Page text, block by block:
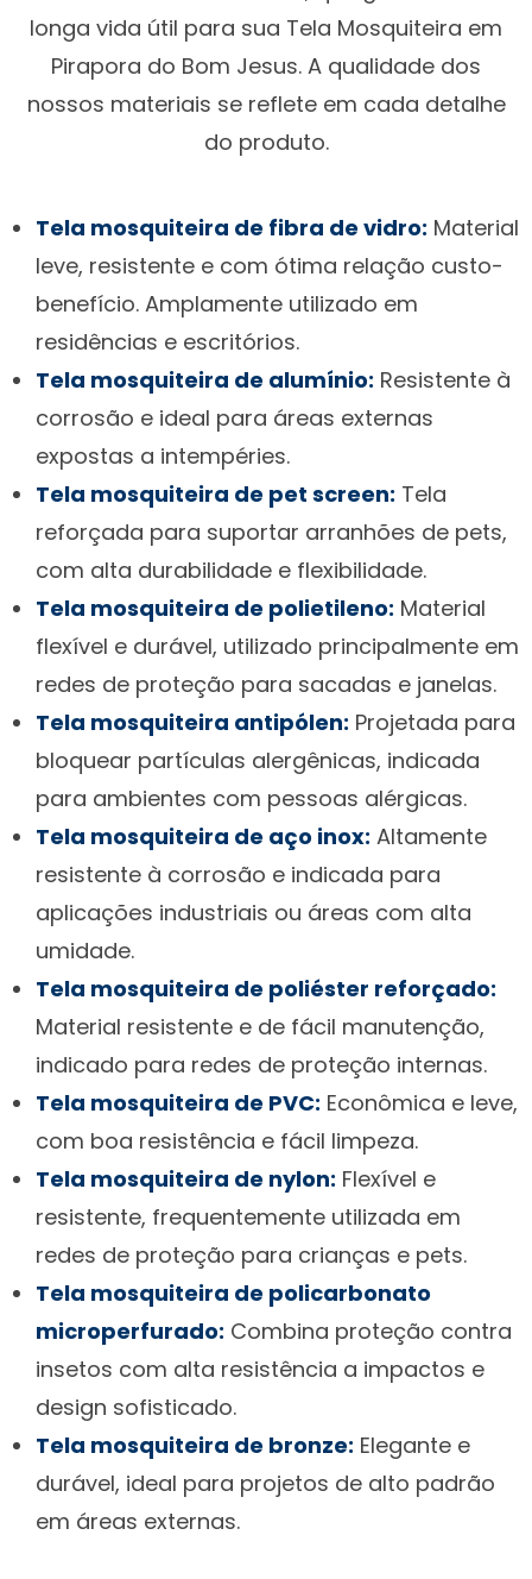
longa vida útil para sua Tela Mosquiteira em
Pirapora do Bom Jesus. A qualidade dos
nossos materiais se reflete em cada detalhe
do produto.
Tela mosquiteira de fibra de vidro: Material
leve, resistente e com ótima relação custo-
benefício. Amplamente utilizado em
residências e escritórios.
Tela mosquiteira de alumínio: Resistente à
corrosão e ideal para áreas externas
expostas a intempéries.
Tela mosquiteira de pet screen: Tela
reforçada para suportar arranhões de pets,
com alta durabilidade e flexibilidade.
Tela mosquiteira de polietileno: Material
flexível e durável, utilizado principalmente em
redes de proteção para sacadas e janelas.
Tela mosquiteira antipólen: Projetada para
bloquear partículas alergênicas, indicada
para ambientes com pessoas alérgicas.
Tela mosquiteira de aço inox: Altamente
resistente à corrosão e indicada para
aplicações industriais ou áreas com alta
umidade.
Tela mosquiteira de poliéster reforçado:
Material resistente e de fácil manutenção,
indicado para redes de proteção internas.
Tela mosquiteira de PVC: Econômica e leve,
com boa resistência e fácil limpeza.
Tela mosquiteira de nylon: Flexível e
resistente, frequentemente utilizada em
redes de proteção para crianças e pets.
Tela mosquiteira de policarbonato
microperfurado: Combina proteção contra
insetos com alta resistência a impactos e
design sofisticado.
Tela mosquiteira de bronze: Elegante e
durável, ideal para projetos de alto padrão
em áreas externas.